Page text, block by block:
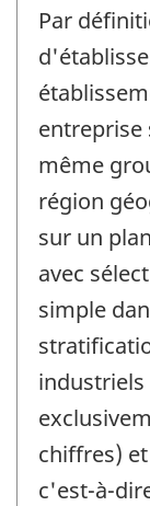
Par
même
région
sur un
avec
simple
chiffres)
c'est-à-